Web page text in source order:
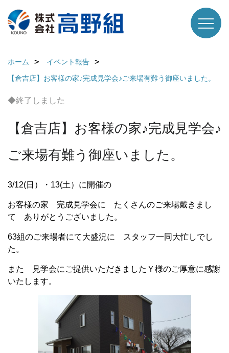
ホーム
イベント報告
【倉吉店】お客様の家♪完成見学会♪ご来場有難う御座いました。
◆終了しました
【倉吉店】お客様の家♪完成見学会♪
ご来場有難う御座いました。
3/12(日）・13(土）に開催の
お客様の家 完成見学会に たくさんのご来場戴きまし
て ありがとうございました。
63組のご来場者にて大盛況に スタッフ一同大忙しでし
た。
また 見学会にご提供いただきましたＹ様のご厚意に感謝
いたします。